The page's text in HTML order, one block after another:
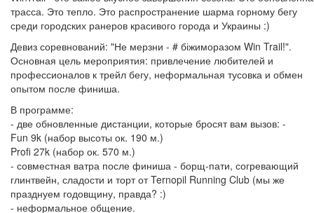
трасса. Это тепло. Это распространение шарма горному бегу
среди городских ранеров красивого города и Украины :)
Девиз соревнований: "Не мерзни - # біжиморазом Win Trail!".
Основная цель мероприятия: привлечение любителей и
профессионалов к трейл бегу, неформальная тусовка и обмен
опытом после финиша.
В программе:
- две обновленные дистанции, которые бросят вам вызов: -
Fun 9k (набор высоты ок. 190 м.)
Profi 27k (набор ок. 570 м.)
- совместная ватра после финиша - борщ-пати, согревающий
глинтвейн, сладости и торт от Ternopil Running Club (мы же
празднуем годовщину, правда? :)
- неформальное общение.